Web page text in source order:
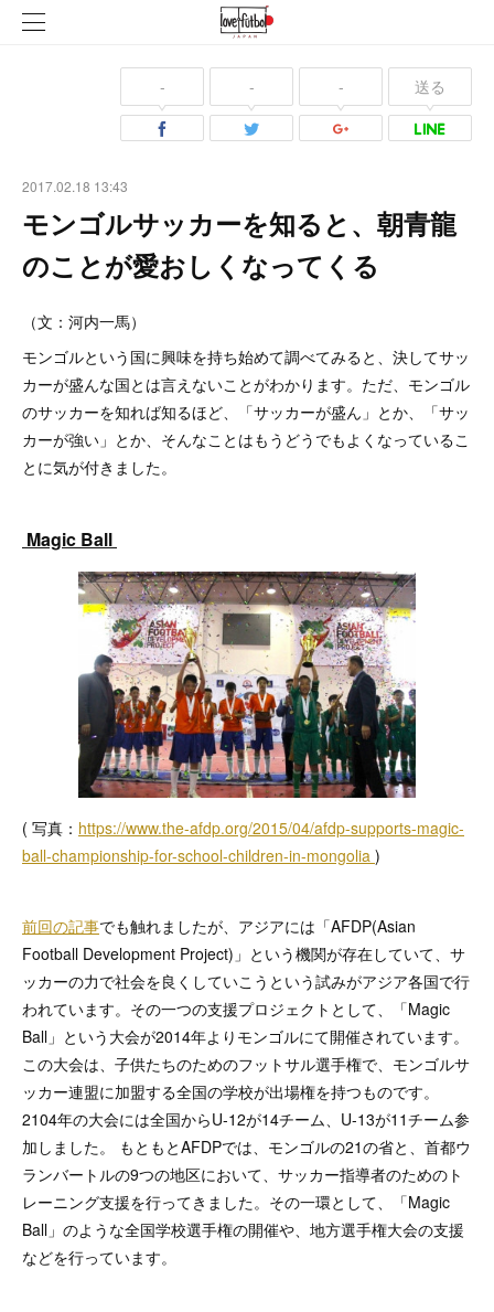
- - - 送る
2017.02.18 13:43
モンゴルサッカーを知ると、朝青龍
のことが愛おしくなってくる
（文：河内一馬）
モンゴルという国に興味を持ち始めて調べてみると、決してサッ
カーが盛んな国とは言えないことがわかります。ただ、モンゴル
のサッカーを知れば知るほど、「サッカーが盛ん」とか、「サッ
カーが強い」とか、そんなことはもうどうでもよくなっているこ
とに気が付きました。
Magic Ball
( 写真： https://www.the-afdp.org/2015/04/afdp-supports-magic-
ball-championship-for-school-children-in-mongolia )
前回の記事でも触れましたが、アジアには「AFDP(Asian
Football Development Project)」という機関が存在していて、サ
ッカーの力で社会を良くしていこうという試みがアジア各国で行
われています。その一つの支援プロジェクトとして、「Magic
Ball」という大会が2014年よりモンゴルにて開催されています。
この大会は、子供たちのためのフットサル選手権で、モンゴルサ
ッカー連盟に加盟する全国の学校が出場権を持つものです。
2104年の大会には全国からU-12が14チーム、U-13が11チーム参
加しました。 もともとAFDPでは、モンゴルの21の省と、首都ウ
ランバートルの9つの地区において、サッカー指導者のためのト
レーニング支援を行ってきました。その一環として、「Magic
Ball」のような全国学校選手権の開催や、地方選手権大会の支援
などを行っています。